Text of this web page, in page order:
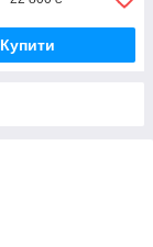
Купити